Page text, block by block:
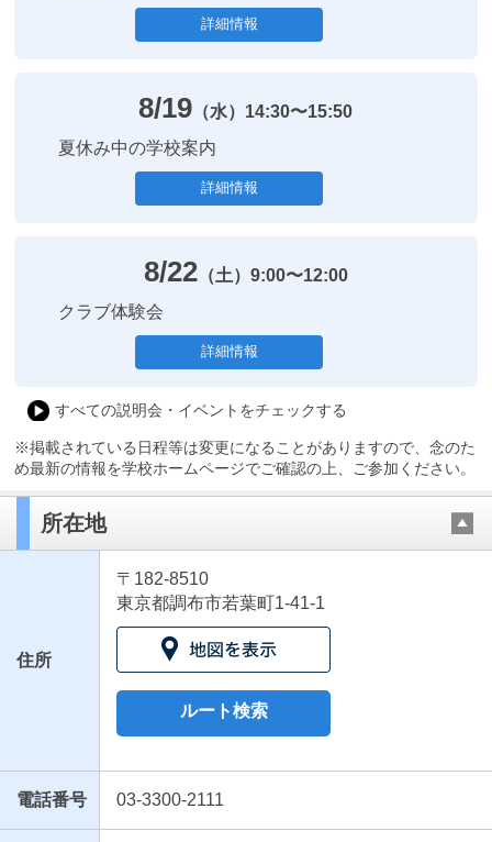
詳細情報
8/19 （水） 14:30〜15:50
夏休み中の学校案内
詳細情報
8/22（土） 9:00〜12:00
クラブ体験会
詳細情報
すべての説明会・イベントをチェックする
※掲載されている日程等は変更になることがありますので、念のた
め最新の情報を学校ホームページでご確認の上、ご参加ください。
所在地
住所
〒182-8510
東京都調布市若葉町1-41-1
ルート検索
電話番号 03-3300-2111